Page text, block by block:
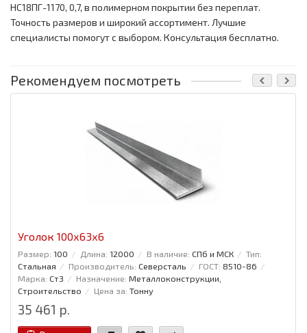
НС18ПГ-1170, 0,7, в полимерном покрытии без переплат.
Точность размеров и широкий ассортимент. Лучшие
специалисты помогут с выбором. Консультация бесплатно.
Рекомендуем посмотреть
Уголок 100x63x6
Размер: 100 Длина: 12000 В наличие: СПб и МСК
Тип:
Стальная
Производитель: Северсталь ГОСТ: 8510-86
Марка: Ст3 Назначение: Металлоконструкции,
Строительство
Цена за: Тонну
35 461 р.